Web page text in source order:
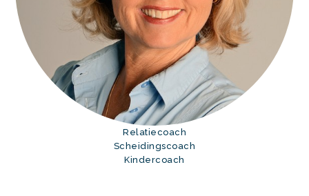
Relatiecoach
Scheidingscoach
Kindercoach